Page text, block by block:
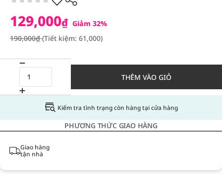
129,000₫ Giảm 32%
190,000₫(Tiết kiệm: 61,000)
THÊM VÀO GIỎ
Kiểm tra tình trạng còn hàng tại cửa hàng
PHƯƠNG THỨC GIAO HÀNG
Giao hàng
tận nhà